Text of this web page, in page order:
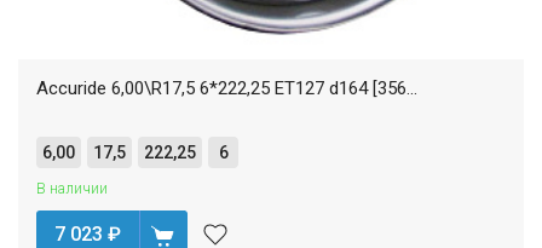
Accuride 6,00\R17,5 6*222,25 ET127 d164 [356...
6,00 17,5 222,25 6
В наличии
7 023 ₽